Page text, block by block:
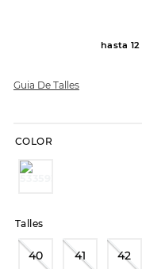
hasta 12
Guia De Talles
COLOR
Talles
40 41 42